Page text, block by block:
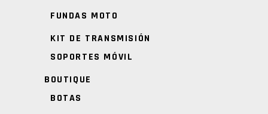
FUNDAS MOTO
KIT DE TRANSMISIÓN
SOPORTES MÓVIL
BOUTIQUE
BOTAS